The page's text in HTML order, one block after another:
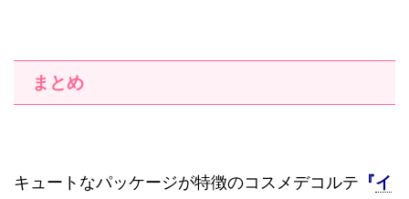
まとめ
キュートなパッケージが特徴のコスメデコルテ 『イ